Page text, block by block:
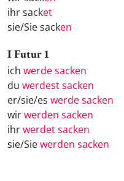
ihr sacket
sie/Sie sacken
I Futur 1
ich werde sacken
du werdest sacken
er/sie/es werde sacken
wirwerden sacken
ihrwerdet sacken
sie/Siewerden sacken